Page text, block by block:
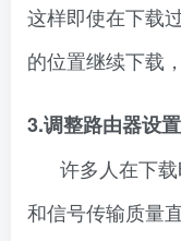
这样即使在下载
的位置继续下载
3.调整路由器设
许多人在下
和信号传输质量